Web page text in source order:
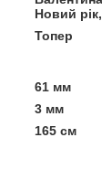
Новий
Топер
61 мм
3 мм
165 см